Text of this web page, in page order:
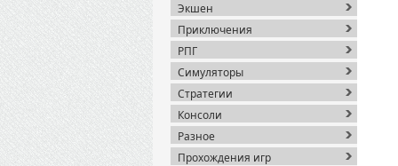
Экшен
Приключения
РПГ
Симуляторы
Стратегии
Консоли
Разное
Прохождения игр